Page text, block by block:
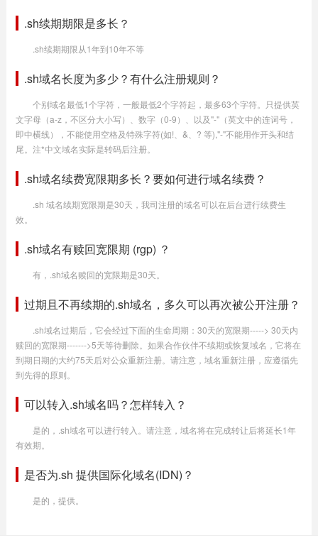
.sh续期期限是多长？
.sh续期期限从1年到10年不等
.sh域名长度为多少？有什么注册规则？
个别域名最低1个字符，一般最低2个字符起，最多63个字符。只提供英
文字母（a-z，不区分大小写）、数字（0-9）、以及"-"（英文中的连词号，
即中横线），不能使用空格及特殊字符(如!、&、? 等),"-"不能用作开头和结
尾。注*中文域名实际是转码后注册。
.sh域名续费宽限期多长？要如何进行域名续费？
.sh 域名续期宽限期是30天，我司注册的域名可以在后台进行续费生
效。
.sh域名有赎回宽限期 (rgp) ？
有，.sh域名赎回的宽限期是30天。
过期且不再续期的.sh域名，多久可以再次被公开注册？
.sh域名过期后，它会经过下面的生命周期：30天的宽限期-----> 30天内
赎回的宽限期------->5天等待删除。如果合作伙伴不续期或恢复域名，它将在
到期日期的大约75天后对公众重新注册。请注意，域名重新注册，应遵循先
到先得的原则。
可以转入.sh域名吗？怎样转入？
是的，.sh域名可以进行转入。请注意，域名将在完成转让后将延长1年
有效期。
是否为.sh 提供国际化域名(IDN)？
是的，提供。